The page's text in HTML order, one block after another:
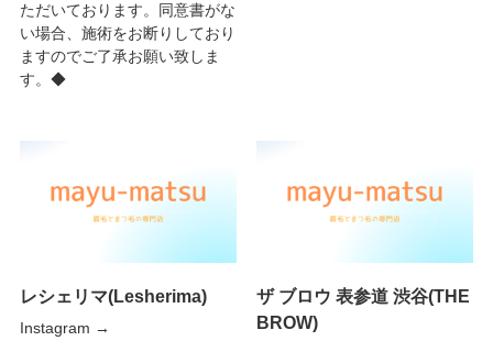
ただいております。同意書がな
い場合、施術をお断りしており
ますのでご了承お願い致しま
す。◆
レシェリマ(Lesherima)
Instagram →
ザ ブロウ 表参道 渋谷(THE
BROW)